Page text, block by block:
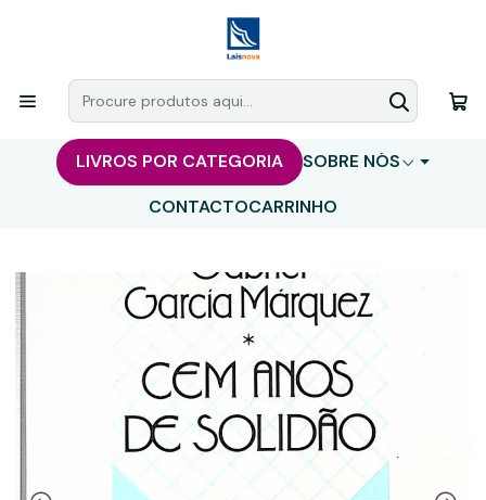
LIVROS POR CATEGORIA
SOBRE NÓS
CONTACTOCARRINHO